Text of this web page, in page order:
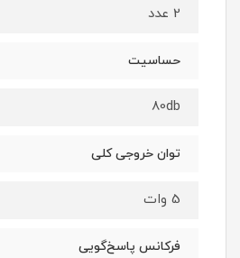
2 عدد
حساسیت
80db
توان خروجی کلی
5 وات
فرکانس پاسخ‌گویی